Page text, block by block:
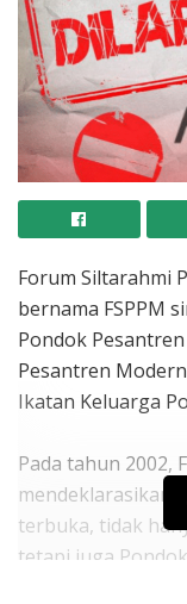
Forum Siltarahmi
bernama FSPPM
Pondok
Pesantren
Ikatan Keluarga
Pada tahun 2002,
mendeklarasikan
terbuka, tidak
tetapi juga